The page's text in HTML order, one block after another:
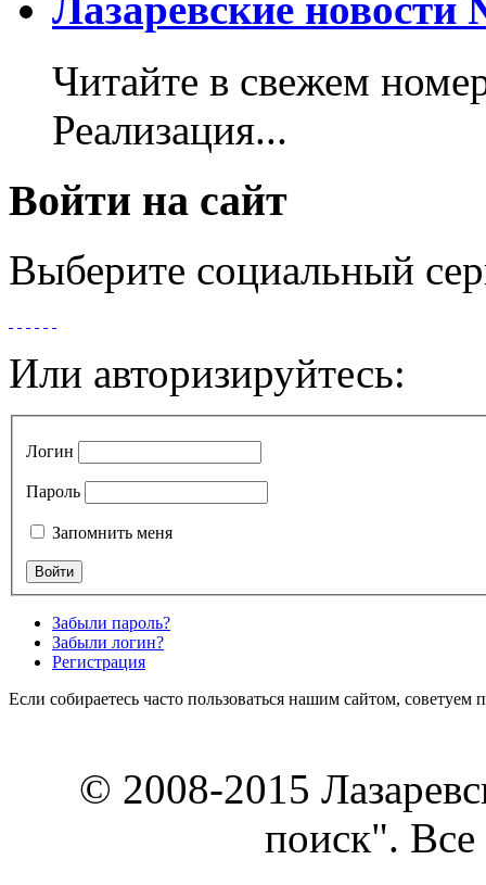
Читайте в свежем
Реализация...
Войти на сайт
Выберите социальный
Или авторизируйтесь:
Логин
Пароль
Запомнить меня
Забыли пароль?
Забыли логин?
Регистрация
Если собираетесь часто пользоваться нашим сайтом, советуем
© 2008-2015
поиск".